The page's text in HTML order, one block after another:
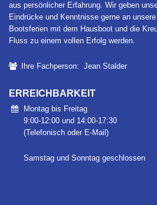
aus persönlicher Erfahrung. Wir geben
Eindrücke und Kenntnisse gerne an
Bootsferien mit dem Hausboot und die
Fluss zu einem vollen Erfolg werden.
Ihre Fachperson: Jean Stalder
ERREICHBARKEIT
Montag bis Freitag
9:00-12:00 und 14:00-17:30
(Telefonisch oder E-Mail)
Samstag und Sonntag geschlossen